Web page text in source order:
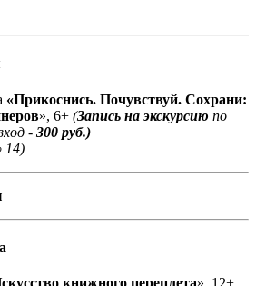
«Прикоснись. Почувствуй. Сохрани:
», 6+ (Запись на экскурсию по
вход - 300 руб.)
14)